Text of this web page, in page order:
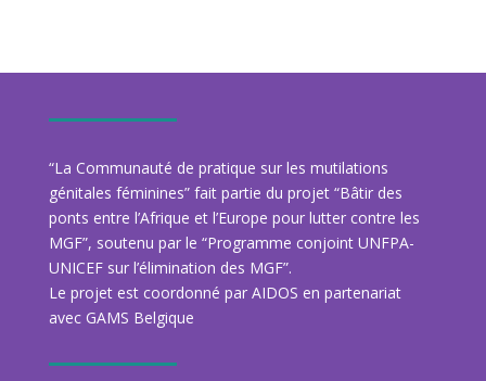
“La Communauté de pratique sur les mutilations
génitales féminines” fait partie du projet “Bâtir des
ponts entre l’Afrique et l’Europe pour lutter contre les
MGF”, soutenu par le “Programme conjoint UNFPA-
UNICEF sur l’élimination des MGF”.
Le projet est coordonné par AIDOS en partenariat
avec GAMS Belgique